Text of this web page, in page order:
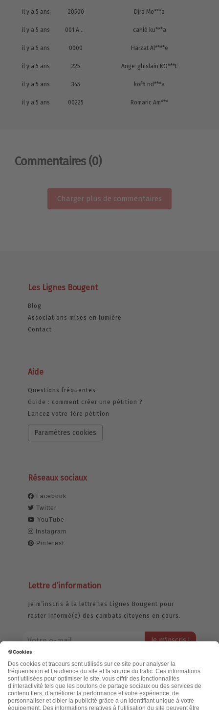
il y a 5 ans 20500 Djro Mo***o
il y a 5 ans 001 Abidjan cahié ku***a
il y a 5 ans 0000 Harzat Al****e
il y a 5 ans 225 Ange-ghislain KO***E
il y a 5 ans 345 koffi nd***a
il y a 5 ans 00225 Romaric Am***
Commentaires (0)
Charger plus de commentaires
Les Lignes Bougent
Blog
Associations mises en lumière
Contact
Aide
Questions fréquentes
Guide : comment créer une pétition ?
Lancez votre 1ère pétition
Paramètres cookies
Réseaux sociaux
Facebook
Twitter
YouTube
Instagram
Pinterest
Lettre d’information
Je m’inscris à la lettre les Lignes Bougent pour
rester informé(e) des combats citoyens en cours.
jamais échangée. Pour consulter notre politique de confidentialité,
cliquez ici.
Accueil